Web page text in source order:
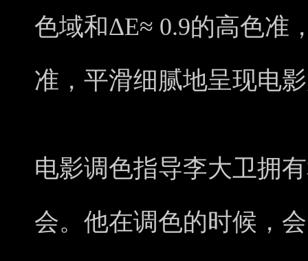
色域和ΔE≈ 0.9的高色准
准，平滑细腻地呈现电
电影调色指导李大卫拥
会。他在调色的时候，